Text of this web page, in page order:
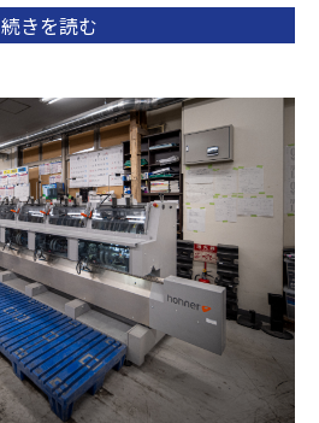
続きを読む